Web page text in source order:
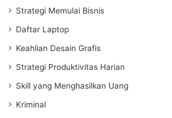
Strategi Memulai Bisnis
Daftar Laptop
Keahlian Desain Grafis
Strategi Produktivitas Harian
Skill yang Menghasilkan Uang
Kriminal